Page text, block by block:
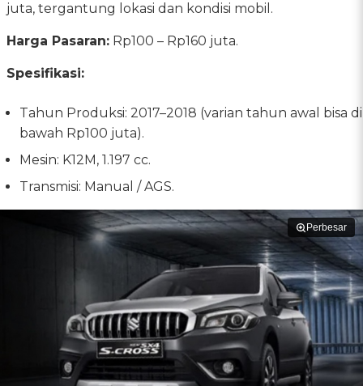
juta, tergantung lokasi dan kondisi mobil.
Harga Pasaran: Rp100 – Rp160 juta.
Spesifikasi:
Tahun Produksi: 2017–2018 (varian tahun awal bisa di
bawah Rp100 juta).
Mesin: K12M, 1.197 cc.
Transmisi: Manual / AGS.
Perbesar